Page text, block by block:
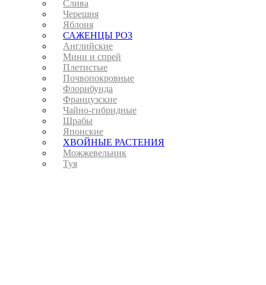
Слива
Черешня
Яблоня
САЖЕНЦЫ РОЗ
Английские
Мини и спрей
Плетистые
Почвопокровные
Флорибунда
Французские
Чайно-гибридные
Шрабы
Японские
ХВОЙНЫЕ РАСТЕНИЯ
Можжевельник
Туя